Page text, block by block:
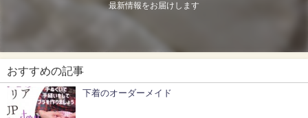
最新情報をお届けします
おすすめの記事
下着のオーダーメイド